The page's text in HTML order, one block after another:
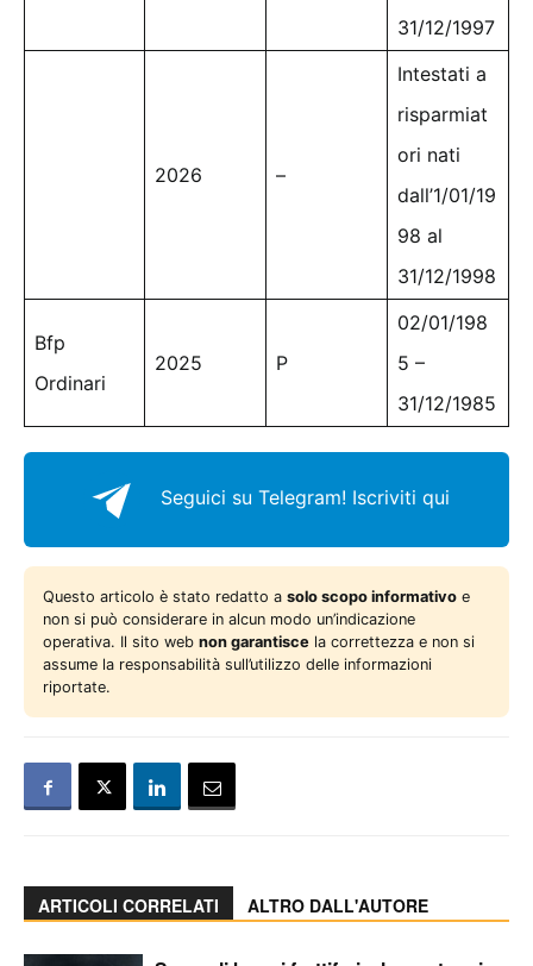
31/12/1997
2026 –
Intestati a
risparmiat
ori nati
dall’1/01/19
98 al
31/12/1998
Bfp
Ordinari
2025 P
02/01/198
5 –
31/12/1985
Seguici su Telegram! Iscriviti qui
Questo articolo è stato redatto a solo scopo informativo e
non si può considerare in alcun modo un’indicazione
operativa. Il sito web non garantisce la correttezza e non si
assume la responsabilità sull’utilizzo delle informazioni
riportate.
ARTICOLI CORRELATI ALTRO DALL'AUTORE